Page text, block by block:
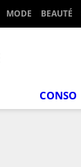
MODE BEAUTÉ
CONSO